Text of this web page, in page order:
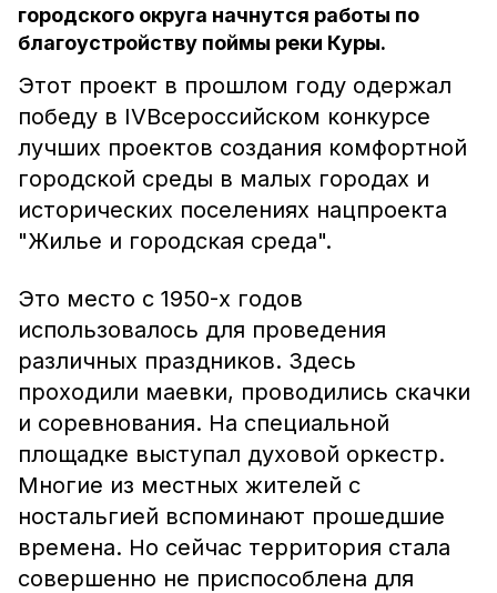
городского округа начнутся работы по
благоустройству поймы реки Куры.
Этот проект в прошлом году одержал
победу в IVВсероссийском конкурсе
лучших проектов создания комфортной
городской среды в малых городах и
исторических поселениях нацпроекта
"Жилье и городская среда".
Это место с 1950-х годов
использовалось для проведения
различных праздников. Здесь
проходили маевки, проводились скачки
и соревнования. На специальной
площадке выступал духовой оркестр.
Многие из местных жителей с
ностальгией вспоминают прошедшие
времена. Но сейчас территория стала
совершенно не приспособлена для